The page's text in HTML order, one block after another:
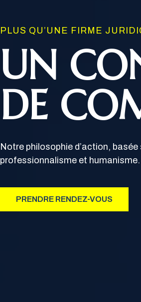
PLUS QU’UNE FIRME
UN
DE
Notre philosophie d’action,
professionnalisme et humanisme.
PRENDRE RENDEZ-VOUS